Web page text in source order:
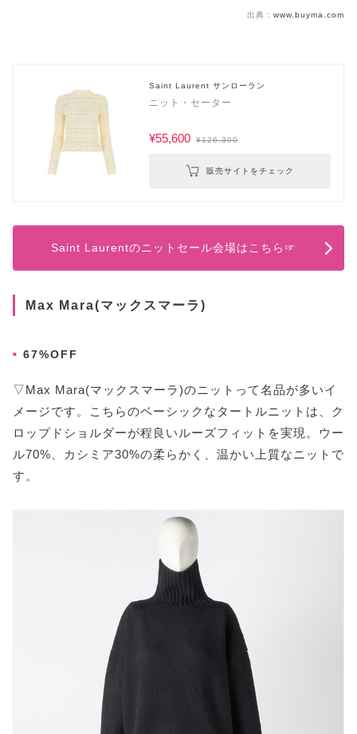
出典： www.buyma.com
Saint Laurent サンローラン
ニット・セーター
¥55,600 ¥126,300
販売サイトをチェック
Saint Laurentのニットセール会場はこちら☞
Max Mara(マックスマーラ)
67%OFF
▽Max Mara(マックスマーラ)のニットって名品が多いイ
メージです。こちらのベーシックなタートルニットは、ク
ロップドショルダーが程良いルーズフィットを実現。ウー
ル70%、カシミア30%の柔らかく、温かい上質なニットで
す。